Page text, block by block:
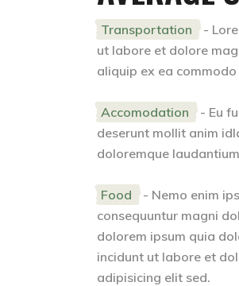
Transportation -
ut labore et dolore
aliquip ex ea
Accomodation - Eu
deserunt mollit anim
doloremque
Food - Nemo enim
consequuntur magni
dolorem ipsum quia
incidunt ut labore et
adipisicing elit sed.